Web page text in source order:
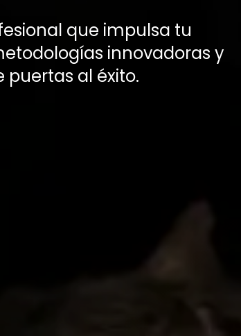
que impulsa tu
innovadoras y
puertas al éxito.